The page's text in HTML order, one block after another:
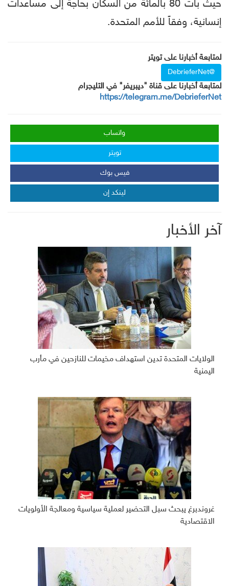
حيث بات 80 بالمائة من السكان بحاجة إلى مساعدات
إنسانية، وفقاً للأمم المتحدة.
لمتابعة أخبارنا على تويتر
@DebrieferNet
لمتابعة أخبارنا على قناة "ديبريفر" في التليجرام
https://telegram.me/DebrieferNet
واتساب
تويتر
فيس بوك
لينكد إن
آخر الأخبار
الولايات المتحدة تدين استهداف مخيمات للنازحين في مأرب
اليمنية
غروندبرغ يبحث سبل التحضير لعملية سياسية ومعالجة الأولويات
الاقتصادية